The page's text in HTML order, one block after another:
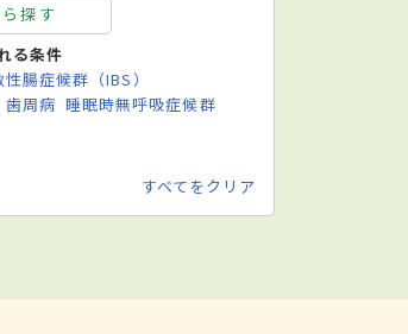
探す
る条件
腸症候群（IBS）
歯周病 睡眠時無呼吸症候群
すべてをクリア